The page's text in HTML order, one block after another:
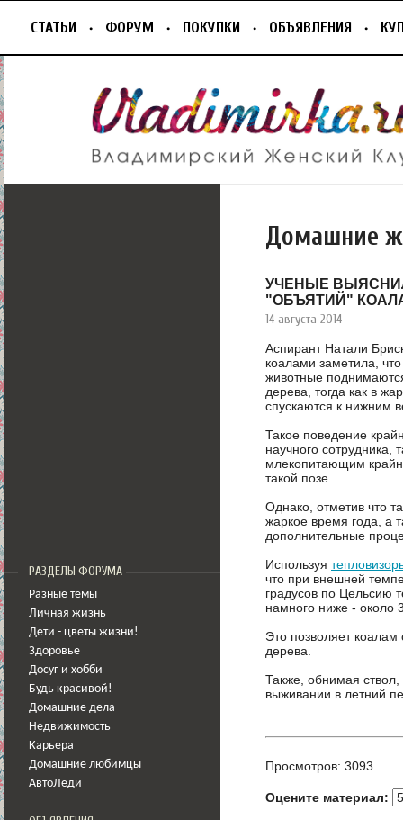
СТАТЬИ ФОРУМ ПОКУПКИ ОБЪЯВЛЕНИЯ
РАЗДЕЛЫ ФОРУМА
Разные темы
Личная жизнь
Дети - цветы жизни!
Здоровье
Досуг и хобби
Будь красивой!
Домашние дела
Недвижимость
Карьера
Домашние любимцы
АвтоЛеди
Домашние
УЧЕНЫЕ
"ОБЪЯТИЙ"
14 августа 2014
Аспирант Натали
коалами заметила,
животные
дерева, тогда как в
спускаются к нижним
Такое поведение
научного сотрудника,
млекопитающим
такой позе.
Однако, отметив что
жаркое время года, а
дополнительные
Используя
что при внешней
градусов по Цельсию
намного ниже - около
Это позволяет
дерева.
Также, обнимая
выживании в летний
Просмотров: 3093
Оцените материал: